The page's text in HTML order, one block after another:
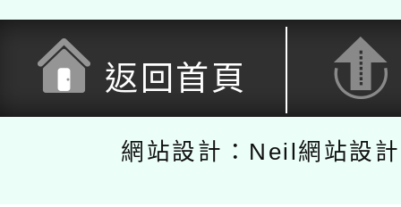
返回首頁
網站設計：Neil網站設